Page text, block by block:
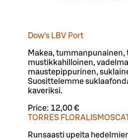
Dow's LBV Port
Makea,
mustikkahilloinen,
maustepippurinen,
Suosittelemme
kaveriksi.
Price: 12,00 €
TORRES
Runsaasti upeita